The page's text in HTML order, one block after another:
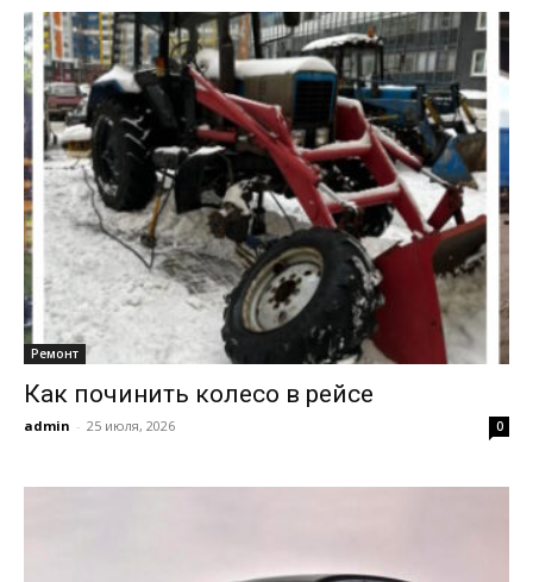
Ремонт
Как починить колесо в рейсе
admin - 25 июля, 2026 0